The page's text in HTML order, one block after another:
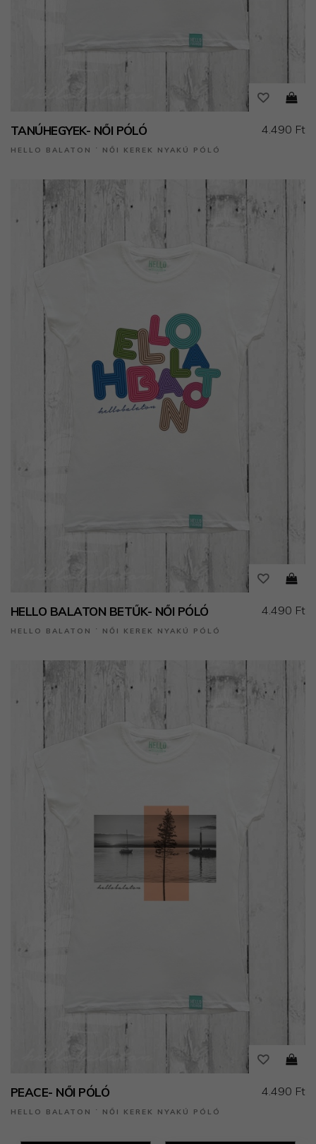
TANÚHEGYEK- NŐI PÓLÓ
HELLO BALATON ˙ NŐI KEREK NYAKÚ PÓLÓ
4.490 Ft
HELLO BALATON BETŰK- NŐI PÓLÓ
HELLO BALATON ˙ NŐI KEREK NYAKÚ PÓLÓ
4.490 Ft
PEACE- NŐI PÓLÓ
HELLO BALATON ˙ NŐI KEREK NYAKÚ PÓLÓ
4.490 Ft